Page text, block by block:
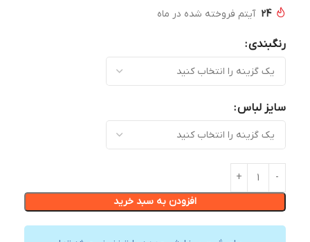
24 آیتم فروخته شده در ماه
رنگبندی
سایز لباس
افزودن به سبد خرید